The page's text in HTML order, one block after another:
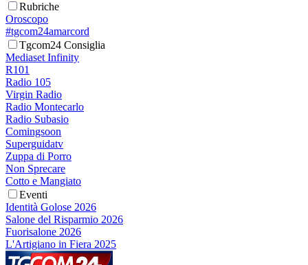
Rubriche
Oroscopo
#tgcom24amarcord
Tgcom24 Consiglia
Mediaset Infinity
R101
Radio 105
Virgin Radio
Radio Montecarlo
Radio Subasio
Comingsoon
Superguidatv
Zuppa di Porro
Non Sprecare
Cotto e Mangiato
Eventi
Identità Golose 2026
Salone del Risparmio 2026
Fuorisalone 2026
L'Artigiano in Fiera 2025